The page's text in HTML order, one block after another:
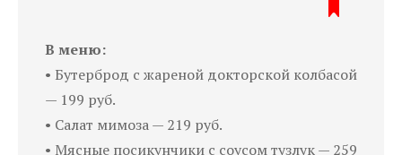
В меню:
• Бутерброд с жареной докторской колбасой
— 199 руб.
• Салат мимоза — 219 руб.
• Мясные посикунчики с соусом тузлук — 259